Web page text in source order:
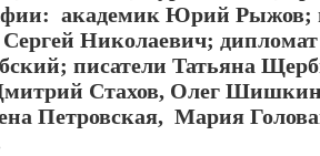
академик Юрий Рыжов;
Николаевич;
писатели Татьяна
Стахов, Олег
Петровская, Мария